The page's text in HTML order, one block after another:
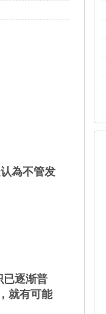
為不管发
已逐渐普
就有可能